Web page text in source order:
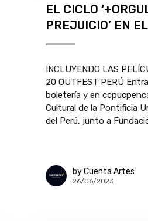
EL CICLO
PREJUICIO’ EN
INCLUYENDO LAS
20 OUTFEST PERÚ
boletería y en
Cultural de la Pontificia
del Perú, junto a
byCuenta Artes
26/06/2023